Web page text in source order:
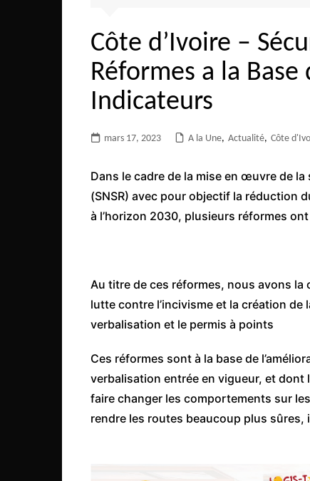
Bénin
Burkina-Faso
Cameroun
Côte d’Ivoire
Ethiopie
Gabon
Gambie
Ghana
Guinée
Guinée Bissau
Ile Maurice
Côte d’Ivoire –
Réformes a la
Indicateurs
mars 17, 2023 A la Une, Actualité, Côte
Dans le cadre de la mise en œuvre de
(SNSR) avec pour objectif la réduction
à l’horizon 2030, plusieurs réformes
Au titre de ces réformes, nous avons
lutte contre l’incivisme et la création
verbalisation et le permis à points
Ces réformes sont à la base de
verbalisation entrée en vigueur, et dont
faire changer les comportements sur
rendre les routes beaucoup plus